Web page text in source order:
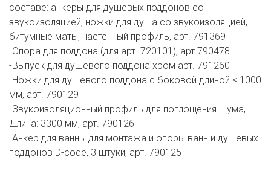
составе: анкеры для душевых поддонов со
звукоизоляцией, ножки для душа со звукоизоляцией,
битумные маты, настенный профиль, арт. 791369
-Опора для поддона (для арт. 720101), арт.790478
-Выпуск для душевого поддона хром арт. 791260
-Ножки для душевого поддона с боковой длиной ≤ 1000
мм, арт. 790129
-Звукоизоляционный профиль для поглощения шума,
Длина: 3300 мм, арт. 790126
-Анкер для ванны для монтажа и опоры ванн и душевых
поддонов D-code, 3 штуки, арт. 790125